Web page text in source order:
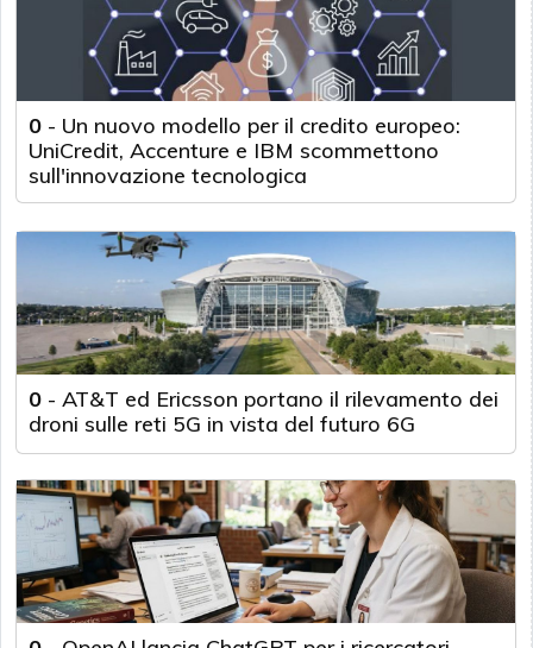
0 - Un nuovo modello per il credito europeo:
UniCredit, Accenture e IBM scommettono
sull'innovazione tecnologica
0 - AT&T ed Ericsson portano il rilevamento dei
droni sulle reti 5G in vista del futuro 6G